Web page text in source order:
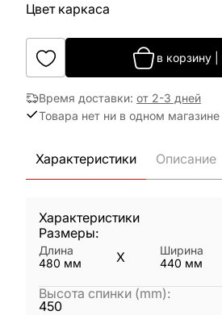
Цвет каркаса
в корзину
Время доставки: от 2-3 дней
Товара нет ни в одном магазине
Характеристики Описание
Характеристики
Размеры:
Длина
480 мм X
Ширина
440 мм
Высота спинки (mm):
450